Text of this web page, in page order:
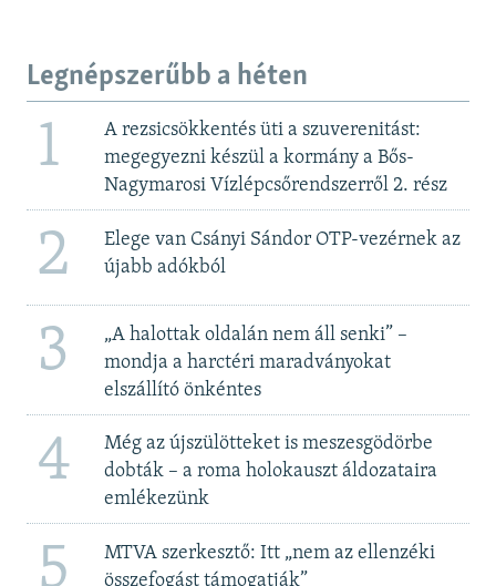
Legnépszerűbb a héten
1
A rezsicsökkentés üti a szuverenitást:
megegyezni készül a kormány a Bős-
Nagymarosi Vízlépcsőrendszerről 2. rész
2
Elege van Csányi Sándor OTP-vezérnek az
újabb adókból
3
„A halottak oldalán nem áll senki” –
mondja a harctéri maradványokat
elszállító önkéntes
4
Még az újszülötteket is meszesgödörbe
dobták – a roma holokauszt áldozataira
emlékezünk
5
MTVA szerkesztő: Itt „nem az ellenzéki
összefogást támogatják”